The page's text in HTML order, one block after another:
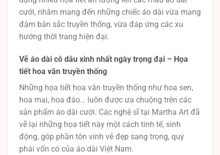
cưới, nhằm mang đến những chiếc áo dài vừa mang
đậm bản sắc truyền thống, vừa đáp ứng các xu
hướng thời trang hiện đại.
Vẽ áo dài cô dâu xinh nhất ngày trọng đại – Họa
tiết hoa văn truyền thống
Những họa tiết hoa văn truyền thống như hoa sen,
hoa mai, hoa đào… luôn được ưa chuộng trên các
sản phẩm áo dài cưới. Các nghệ sĩ tại Martha Art đã
vẽ lại những họa tiết này một cách tinh tế, sinh
động, góp phần tôn vinh vẻ đẹp sang trọng, quý
phái vốn có của áo dài Việt Nam.